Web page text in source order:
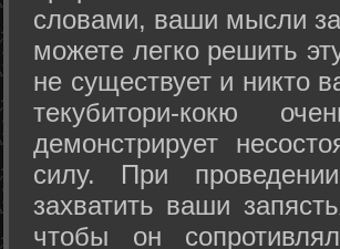
словами, ваши мысли
можете легко решить
не существует и никто
текубитори-кокю
демонстрирует
силу. При
захватить ваши
чтобы он